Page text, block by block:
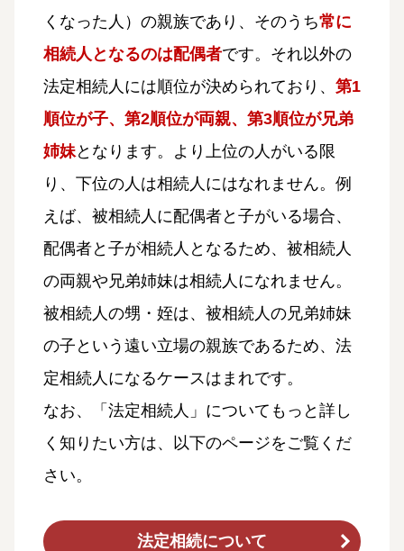
くなった人）の親族であり、そのうち常に
相続人となるのは配偶者です。それ以外の
法定相続人には順位が決められており、 第1
順位が子、第2順位が両親、第3順位が兄弟
姉妹となります。より上位の人がいる限
り、下位の人は相続人にはなれません。例
えば、被相続人に配偶者と子がいる場合、
配偶者と子が相続人となるため、被相続人
の両親や兄弟姉妹は相続人になれません。
被相続人の甥・姪は、被相続人の兄弟姉妹
の子という遠い立場の親族であるため、法
定相続人になるケースはまれです。
なお、「法定相続人」についてもっと詳し
く知りたい方は、以下のページをご覧くだ
さい。
法定相続について